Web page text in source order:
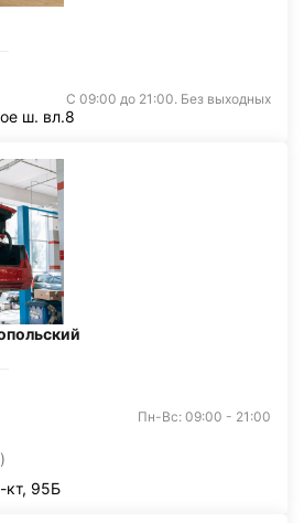
С 09:00 до 21:00. Без выходных
ш. вл.8
Пн-Вс: 09:00 - 21:00
кт, 95Б